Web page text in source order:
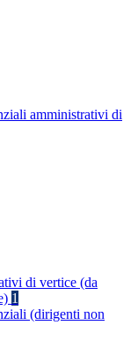
amministrativi di
di vertice (da
1
(dirigenti non